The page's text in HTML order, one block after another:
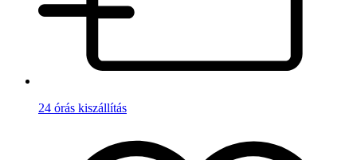
24 órás kiszállítás